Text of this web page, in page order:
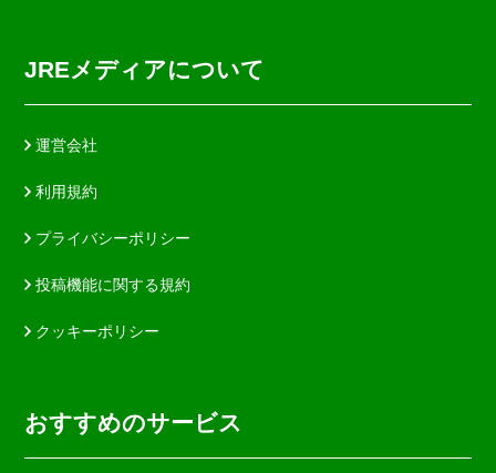
JREメディアについて
運営会社
利用規約
プライバシーポリシー
投稿機能に関する規約
クッキーポリシー
おすすめのサービス